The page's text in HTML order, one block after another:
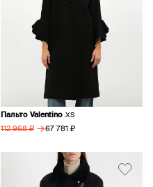
Пальто Valentino XS
112 968 ₽ → 67 781 ₽